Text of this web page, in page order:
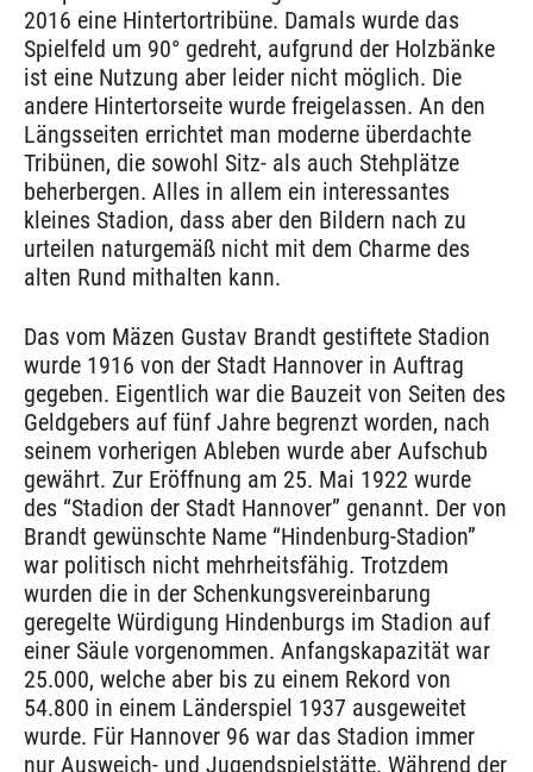
2016 eine Hintertortribüne. Damals wurde das
Spielfeld um 90° gedreht, aufgrund der Holzbänke
ist eine Nutzung aber leider nicht möglich. Die
andere Hintertorseite wurde freigelassen. An den
Längsseiten errichtet man moderne überdachte
Tribünen, die sowohl Sitz- als auch Stehplätze
beherbergen. Alles in allem ein interessantes
kleines Stadion, dass aber den Bildern nach zu
urteilen naturgemäß nicht mit dem Charme des
alten Rund mithalten kann.
Das vom Mäzen Gustav Brandt gestiftete Stadion
wurde 1916 von der Stadt Hannover in Auftrag
gegeben. Eigentlich war die Bauzeit von Seiten des
Geldgebers auf fünf Jahre begrenzt worden, nach
seinem vorherigen Ableben wurde aber Aufschub
gewährt. Zur Eröffnung am 25. Mai 1922 wurde
des “Stadion der Stadt Hannover” genannt. Der von
Brandt gewünschte Name “Hindenburg-Stadion”
war politisch nicht mehrheitsfähig. Trotzdem
wurden die in der Schenkungsvereinbarung
geregelte Würdigung Hindenburgs im Stadion auf
einer Säule vorgenommen. Anfangskapazität war
25.000, welche aber bis zu einem Rekord von
54.800 in einem Länderspiel 1937 ausgeweitet
wurde. Für Hannover 96 war das Stadion immer
nur Ausweich- und Jugendspielstätte. Während der